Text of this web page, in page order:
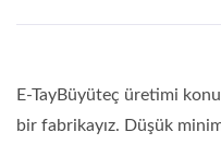
E-TayBüyüteç üretimi
bir fabrikayız. Düşük